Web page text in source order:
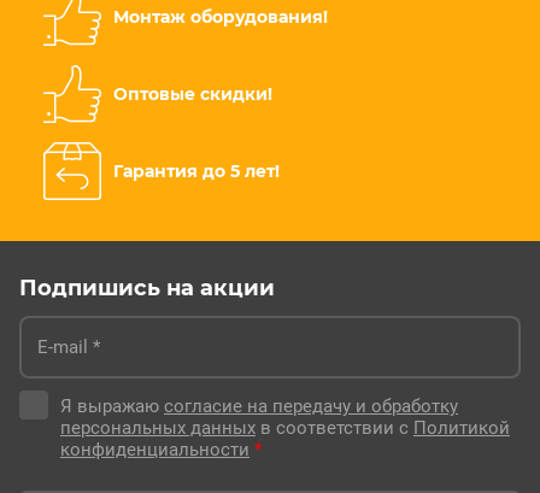
Монтаж оборудования!
Оптовые скидки!
Гарантия до 5 лет!
Подпишись на акции
Я выражаю согласие на передачу и обработку
персональных данных в соответствии с Политикой
конфиденциальности *